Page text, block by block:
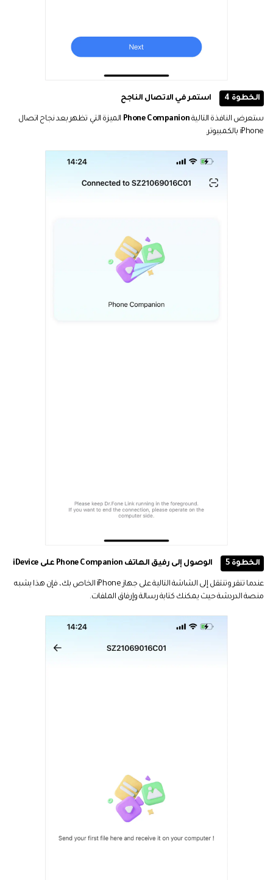
الخطوة 4 استمر في الاتصال الناجح
ستعرض النافذة التالية Phone Companion الميزة التي تظهر بعد نجاح اتصال
iPhone بالكمبيوتر.
الخطوة 5 الوصول إلى رفيق الهاتف Phone Companion على iDevice
عندما تنقر وتنتقل إلى الشاشة التالية على جهاز iPhone الخاص بك، فإن هذا يشبه
منصة الدردشة حيث يمكنك كتابة رسالة وإرفاق الملفات.